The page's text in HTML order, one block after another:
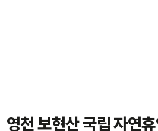
영천 보현산 국립 자연